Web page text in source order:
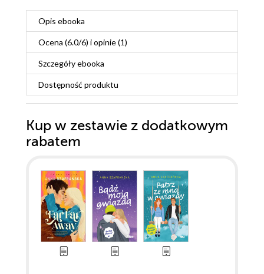
Opis ebooka
Ocena (6.0/6) i opinie (1)
Szczegółyebooka
Dostępność produktu
Kup w zestawie z dodatkowym
rabatem